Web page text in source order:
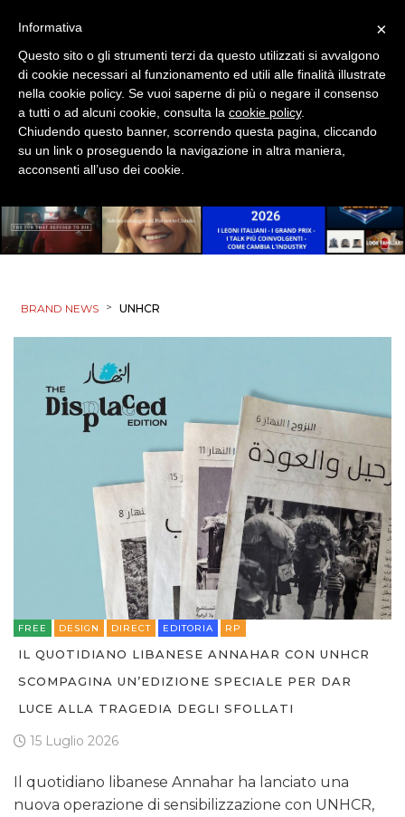
BRAND NEWS > UNHCR
FREE DESIGN DIRECT EDITORIA RP
IL QUOTIDIANO LIBANESE ANNAHAR CON UNHCR
SCOMPAGINA UN’EDIZIONE SPECIALE PER DAR
LUCE ALLA TRAGEDIA DEGLI SFOLLATI
15 Luglio 2026
Il quotidiano libanese Annahar ha lanciato una
nuova operazione di sensibilizzazione con UNHCR,
×
Informativa
Questo sito o gli strumenti terzi da questo utilizzati si avvalgono
di cookie necessari al funzionamento ed utili alle finalità illustrate
nella cookie policy. Se vuoi saperne di più o negare il consenso
a tutti o ad alcuni cookie, consulta la cookie policy.
Chiudendo questo banner, scorrendo questa pagina, cliccando
su un link o proseguendo la navigazione in altra maniera,
acconsenti all’uso dei cookie.